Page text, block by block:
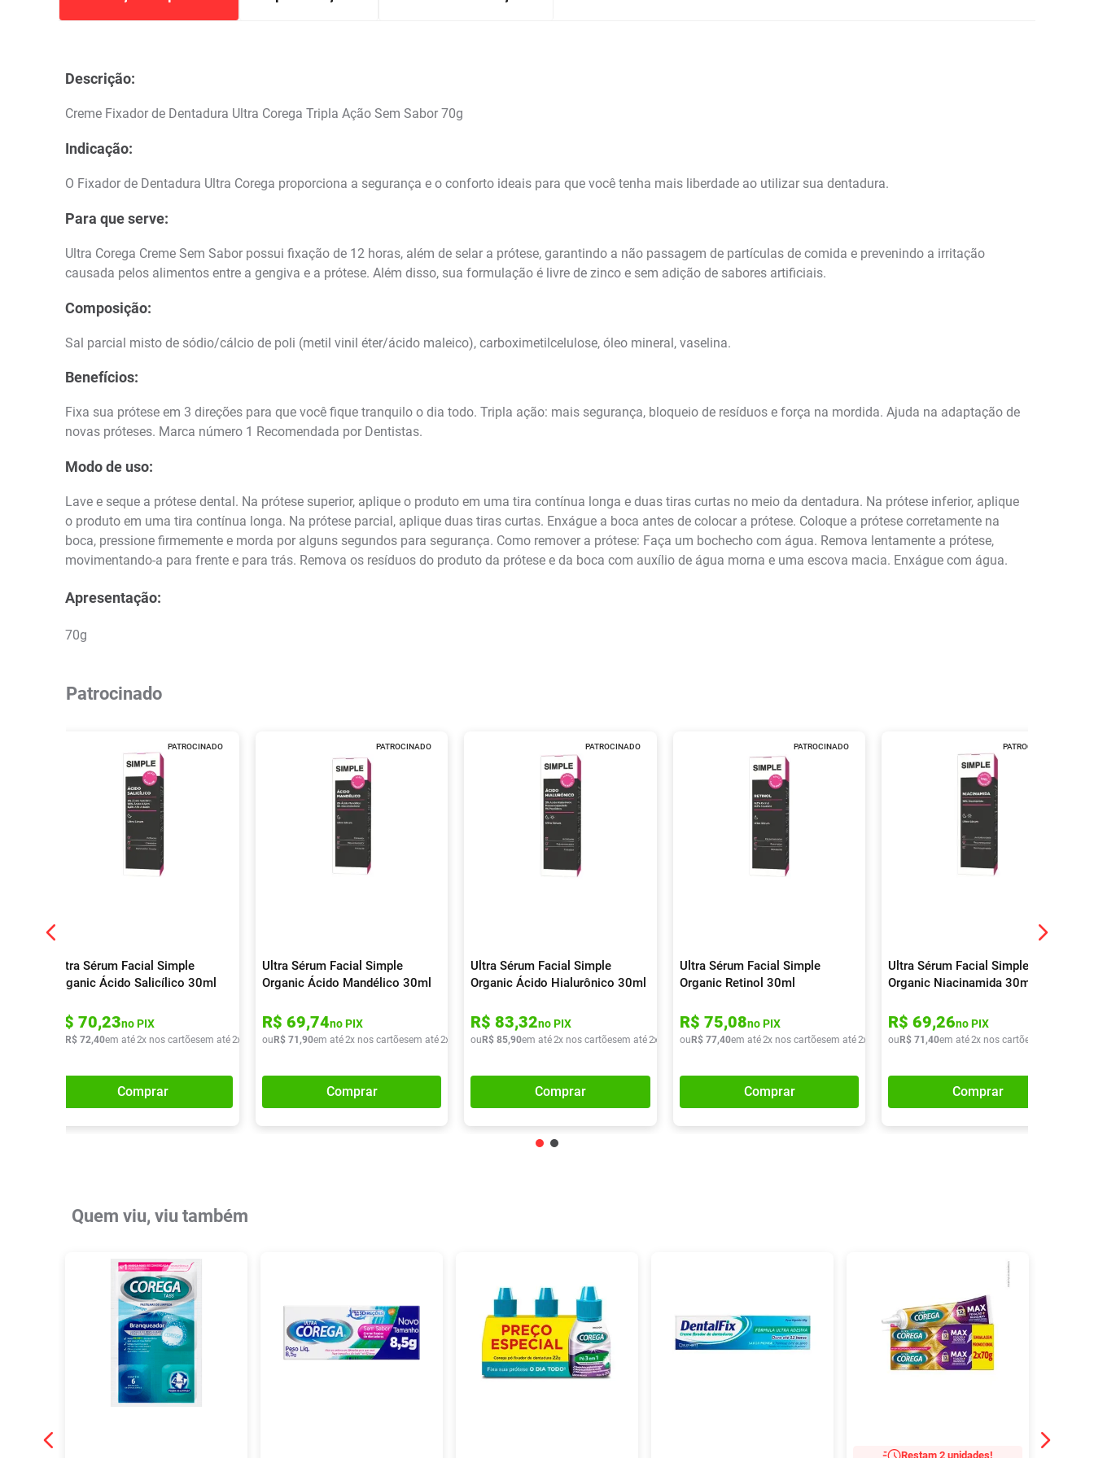
Descrição:
Creme Fixador de Dentadura Ultra Corega Tripla Ação Sem Sabor 70g
Indicação:
O Fixador de Dentadura Ultra Corega proporciona a segurança e o conforto ideais para que você tenha mais liberdade ao utilizar sua dentadura.
Para que serve:
Ultra Corega Creme Sem Sabor possui fixação de 12 horas, além de selar a prótese, garantindo a não passagem de partículas de comida e prevenindo a irritação
causada pelos alimentos entre a gengiva e a prótese. Além disso, sua formulação é livre de zinco e sem adição de sabores artificiais.
Composição:
Sal parcial misto de sódio/cálcio de poli (metil vinil éter/ácido maleico), carboximetilcelulose, óleo mineral, vaselina.
Benefícios:
Fixa sua prótese em 3 direções para que você fique tranquilo o dia todo. Tripla ação: mais segurança, bloqueio de resíduos e força na mordida. Ajuda na adaptação de
novas próteses. Marca número 1 Recomendada por Dentistas.
Modo de uso:
Lave e seque a prótese dental. Na prótese superior, aplique o produto em uma tira contínua longa e duas tiras curtas no meio da dentadura. Na prótese inferior, aplique
o produto em uma tira contínua longa. Na prótese parcial, aplique duas tiras curtas. Enxágue a boca antes de colocar a prótese. Coloque a prótese corretamente na
boca, pressione firmemente e morda por alguns segundos para segurança. Como remover a prótese: Faça um bochecho com água. Remova lentamente a prótese,
movimentando-a para frente e para trás. Remova os resíduos do produto da prótese e da boca com auxílio de água morna e uma escova macia. Enxágue com água.
Apresentação:
70g
Patrocinado
PATROCINADO
Ultra Sérum Facial Simple
Organic Ácido Salicílico 30ml
R$ 70,23no PIX
R$ 72,40em até2x nos cartõesem até2x de R$ 36,20
Comprar
PATROCINADO
Ultra Sérum Facial Simple
Organic Ácido Mandélico 30ml
R$ 69,74no PIX
ou R$ 71 ,90em até2x nos cartõesem até2x de R$ 35,95
Comprar
PATROCINADO
Ultra Sérum Facial Simple
Organic Ácido Hialurônico 30ml
R$ 83,32no PIX
ou R$ 85,90em até2x nos cartõesem até2x de R$ 42,95
Comprar
PATROCINADO
Ultra Sérum Facial Simple
Organic Retinol 30ml
R$ 75,08no PIX
ou R$ 77,40em até2x nos cartõesem até2x de R$ 38,70
Comprar
PATROCINADO
Ultra Sérum Facial Simple
Organic Niacinamida 30ml
R$ 69,26no PIX
ou R$ 71 ,40em até2x nos cartões
Comprar
Quem viu, viu também
Restam 2 unidades!